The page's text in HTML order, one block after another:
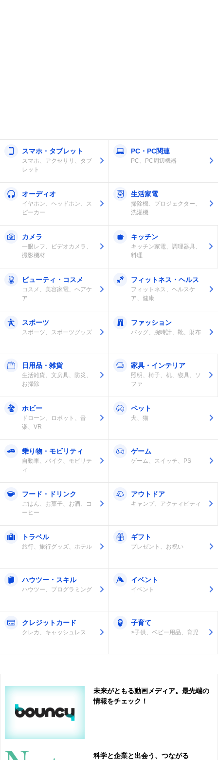
スマホ・タブレット
スマホ、アクセサリ、タブ
レット
PC・PC関連
PC、PC周辺機器
オーディオ
イヤホン、ヘッドホン、ス
ピーカー
生活家電
掃除機、プロジェクター、
洗濯機
カメラ
一眼レフ、ビデオカメラ、
撮影機材
キッチン
キッチン家電、調理器具、
料理
ビューティ・コスメ
コスメ、美容家電、ヘアケ
ア
フィットネス・ヘルス
フィットネス、ヘルスケ
ア、健康
スポーツ
スポーツ、スポーツグッズ
ファッション
バッグ、腕時計、靴、財布
日用品・雑貨
生活雑貨、文房具、防災、
お掃除
家具・インテリア
照明、椅子、机、寝具、ソ
ファ
ホビー
ドローン、ロボット、音
楽、VR
ペット
犬、猫
乗り物・モビリティ
自動車、バイク、モビリテ
ィ
ゲーム
ゲーム、スイッチ、PS
フード・ドリンク
ごはん、お菓子、お酒、コ
ーヒー
アウトドア
キャンプ、アクティビティ
トラベル
旅行、旅行グッズ、ホテル
ギフト
プレゼント、お祝い
ハウツー・スキル
ハウツー、プログラミング
イベント
イベント
クレジットカード
クレカ、キャッシュレス
子育て
>子供、ベビー用品、育児
未来がともる動画メディア。最先端の
情報をチェック！
科学と企業と出会う、つながる